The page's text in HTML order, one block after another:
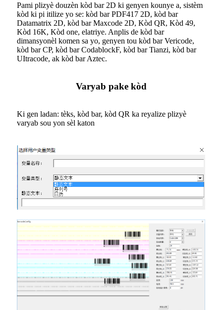
Pami plizyè douzèn kòd bar 2D ki genyen kounye a, sistèm
kòd ki pi itilize yo se: kòd bar PDF417 2D, kòd bar
Datamatrix 2D, kòd bar Maxcode 2D, Kòd QR, Kòd 49,
Kòd 16K, Kòd one, elatriye. Anplis de kòd bar
dimansyonèl komen sa yo, genyen tou kòd bar Vericode,
kòd bar CP, kòd bar CodablockF, kòd bar Tianzi, kòd bar
UItracode, ak kòd bar Aztec.
Varyab pake kòd
Ki gen ladan: tèks, kòd bar, kòd QR ka reyalize plizyè
varyab sou yon sèl katon